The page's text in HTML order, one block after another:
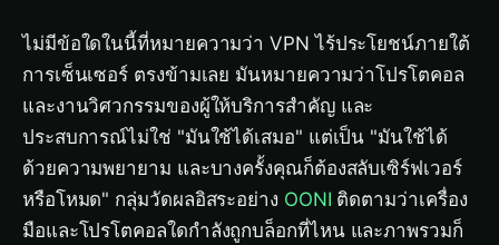
ไม่มีข้อใดในนี้ที่หมายความว่า VPN ไร้ประโยชน์ภายใต้
การเซ็นเซอร์ ตรงข้ามเลย มันหมายความว่าโปรโตคอล
และงานวิศวกรรมของผู้ให้บริการสำคัญ และ
ประสบการณ์ไม่ใช่ "มันใช้ได้เสมอ" แต่เป็น "มันใช้ได้
ด้วยความพยายาม และบางครั้งคุณก็ต้องสลับเซิร์ฟเวอร์
หรือโหมด" กลุ่มวัดผลอิสระอย่าง OONI ติดตามว่าเครื่อง
มือและโปรโตคอลใดกำลังถูกบล็อกที่ไหน และภาพรวมก็